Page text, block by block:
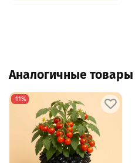
Аналогичные товары
-11%